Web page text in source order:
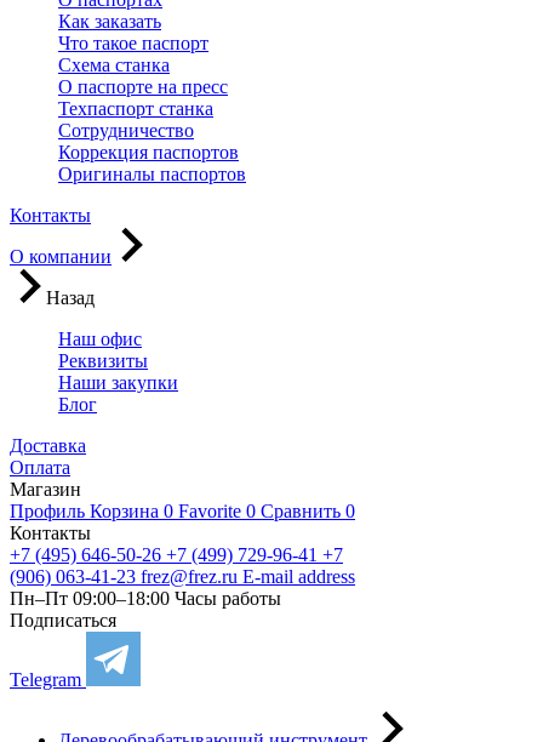
Как заказать
Что такое паспорт
Схема станка
О паспорте на пресс
Техпаспорт станка
Сотрудничество
Коррекция паспортов
Оригиналы паспортов
Контакты
О компании
Назад
Наш офис
Реквизиты
Наши закупки
Блог
Доставка
Оплата
Магазин
Профиль Корзина 0 Favorite 0 Сравнить 0
Контакты
+7 (495) 646-50-26 +7 (499) 729-96-41 +7
(906) 063-41-23 frez@frez.ru E-mail address
Пн–Пт 09:00–18:00 Часы работы
Подписаться
Telegram